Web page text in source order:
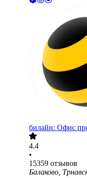
билайн: Офис
4.4
•
15359 отзывов
Балаково,